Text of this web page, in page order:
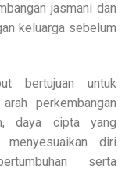
jasmani dan
keluarga sebelum
bertujuan untuk
perkembangan
daya cipta yang
diri
serta